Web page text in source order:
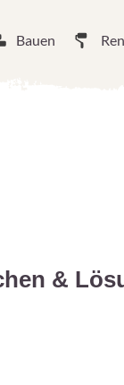
Bauen
&